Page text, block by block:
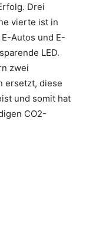
Drei
vierte ist in
Autos und E-
LED.
zwei
ersetzt, diese
und somit hat
CO2-